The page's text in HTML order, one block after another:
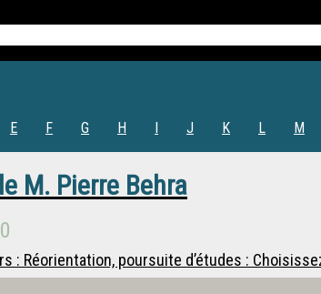
E F G H I J K L M
M. Pierre Behra
: Réorientation, poursuite d’études :